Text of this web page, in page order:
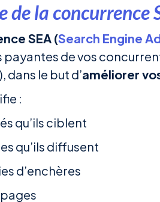
de la concurrence
SEA (Search Engine
de vos
le but d’améliorer
:
qu’ils ciblent
qu’ils diffusent
d’enchères